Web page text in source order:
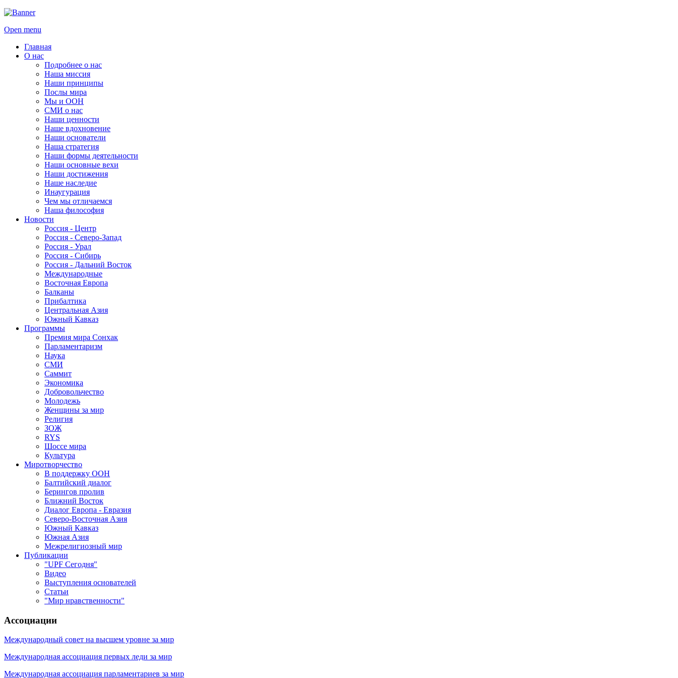
Open menu
Главная
О нас
Подробнее о нас
Наша миссия
Наши принципы
Послы мира
Мы и ООН
СМИ о нас
Наши ценности
Наше вдохновение
Наши основатели
Наша стратегия
Наши формы деятельности
Наши основные вехи
Наши достижения
Наше наследие
Инаугурация
Чем мы отличаемся
Наша философия
Новости
Россия - Центр
Россия - Северо-Запад
Россия - Урал
Россия - Сибирь
Россия - Дальний Восток
Международные
Восточная Европа
Балканы
Прибалтика
Центральная Азия
Южный Кавказ
Программы
Премия мира Сонхак
Парламентаризм
Наука
СМИ
Саммит
Экономика
Добровольчество
Молодежь
Женщины за мир
Религия
ЗОЖ
RYS
Шоссе мира
Культура
Миротворчество
В поддержку ООН
Балтийский диалог
Берингов пролив
Ближний Восток
Диалог Европа - Евразия
Северо-Восточная Азия
Южный Кавказ
Южная Азия
Межрелигиозный мир
Публикации
"UPF Сегодня"
Видео
Выступления основателей
Статьи
"Мир нравственности"
Ассоциации
Международный совет на высшем уровне за мир
Международная ассоциация первых леди за мир
Международная ассоциация парламентариев за мир